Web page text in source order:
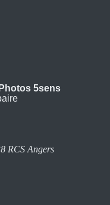
5sens
RCS Angers